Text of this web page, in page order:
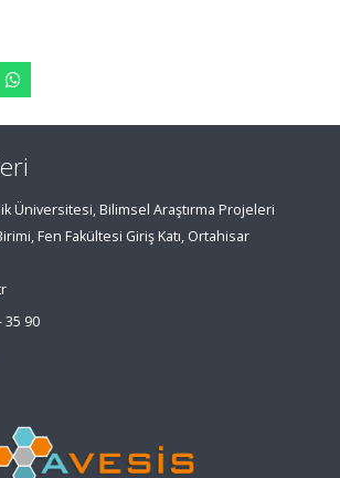
Üniversitesi, Bilimsel Araştırma Projeleri
Fen Fakültesi Giriş Katı, Ortahisar
35 90